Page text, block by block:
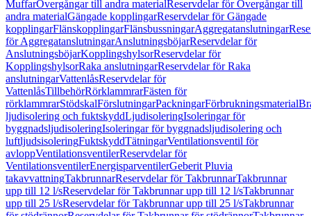
MuffarÖvergångar till andra materialReservdelar för Övergångar till
andra materialGängade kopplingarReservdelar för Gängade
kopplingarFlänskopplingarFlänsbussningarAggregatanslutningar
för AggregatanslutningarAnslutningsböjarReservdelar för
AnslutningsböjarKopplingshylsorReservdelar för
KopplingshylsorRaka anslutningarReservdelar för Raka
anslutningarVattenlåsReservdelar för
VattenlåsTillbehörRörklammrarFästen för
rörklammrarStödskalFörslutningarPackningarFörbrukningsmaterial
ljudisolering och fuktskyddLjudisoleringIsoleringar för
byggnadsljudisoleringIsoleringar för byggnadsljudisolering och
luftljudsisoleringFuktskyddTätningarVentilationsventil för
avloppVentilationsventilerReservdelar för
VentilationsventilerEnergisparventilerGeberit Pluvia
takavvattningTakbrunnarReservdelar för TakbrunnarTakbrunnar
upp till 12 l/sReservdelar för Takbrunnar upp till 12 l/sTakbrunnar
upp till 25 l/sReservdelar för Takbrunnar upp till 25 l/sTakbrunnar